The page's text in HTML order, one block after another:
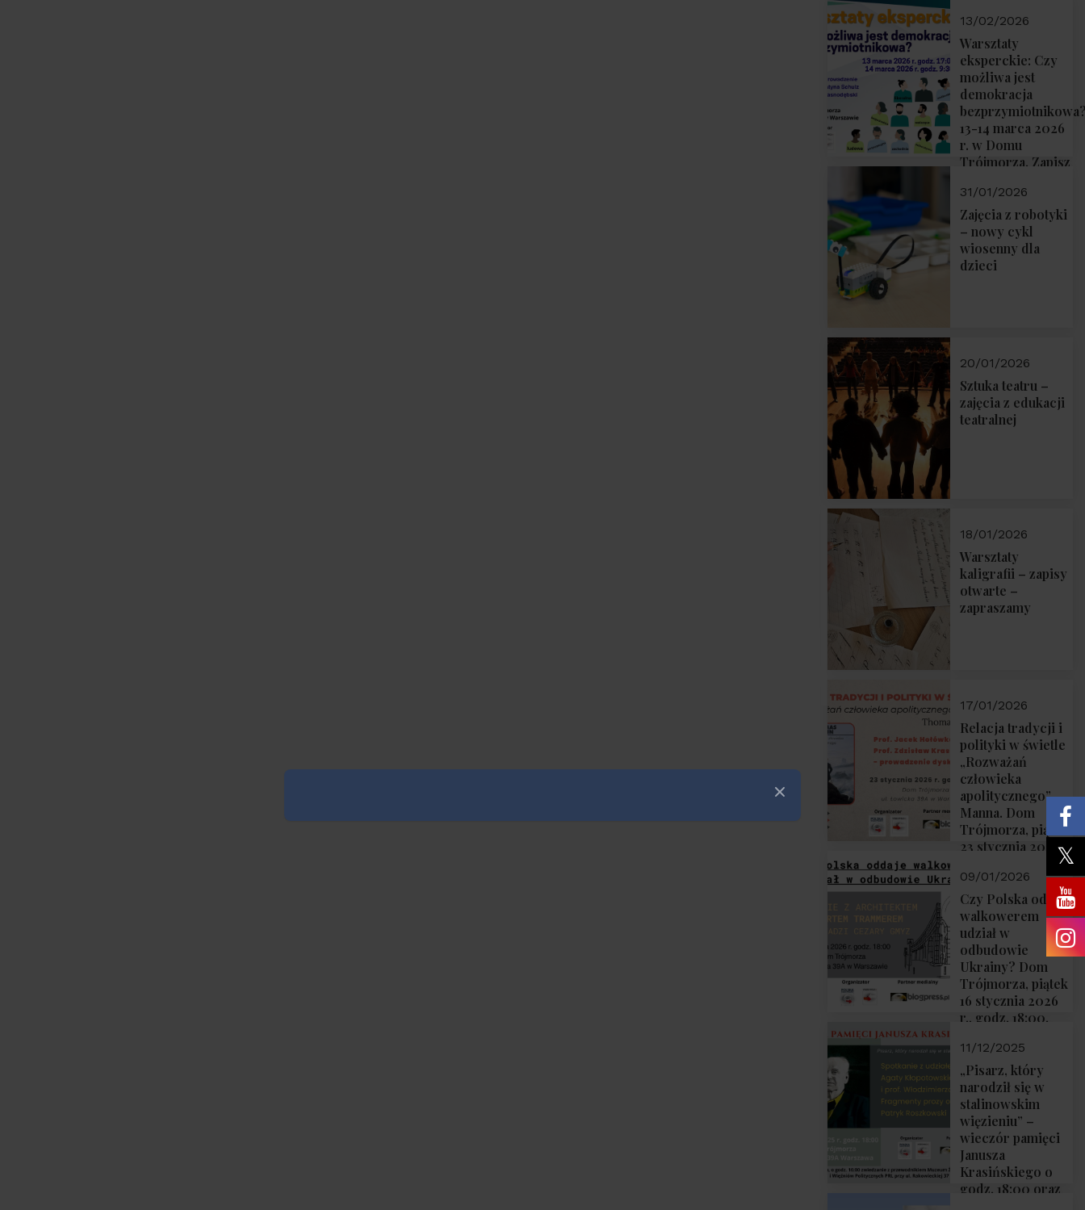
13/02/2026
Warsztaty
eksperckie: Czy
możliwa jest
demokracja
13-14 marca 2026
r. w Domu
Trójmorza. Zapisz
31/01/2026
Zajęcia z robotyki
– nowy cykl
wiosenny dla
dzieci
20/01/2026
Sztuka teatru –
zajęcia z edukacji
teatralnej
18/01/2026
Warsztaty
kaligrafii – zapisy
otwarte –
zapraszamy
17/01/2026
Relacja tradycji i
polityki w świetle
„Rozważań
człowieka
apolitycznego”
Manna. Dom
Trójmorza, piątek
23 stycznia 2026
Zapraszamy!
09/01/2026
Czy Polska oddaje
walkowerem
udział w
odbudowie
Ukrainy? Dom
Trójmorza, piątek
16 stycznia 2026
r., godz. 18:00.
11/12/2025
„Pisarz, który
narodził się w
stalinowskim
więzieniu” –
wieczór pamięci
Janusza
Krasińskiego o
godz. 18:00 oraz
Zamknij